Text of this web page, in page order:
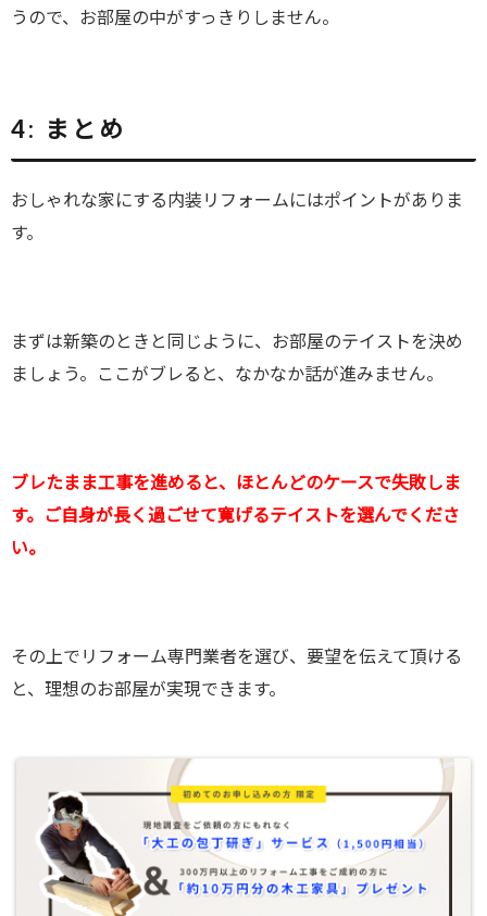
うので、お部屋の中がすっきりしません。
4: まとめ
おしゃれな家にする内装リフォームにはポイントがありま
す。
まずは新築のときと同じように、お部屋のテイストを決め
ましょう。ここがブレると、なかなか話が進みません。
ブレたまま工事を進めると、ほとんどのケースで失敗しま
す。ご自身が長く過ごせて寛げるテイストを選んでくださ
い。
その上でリフォーム専門業者を選び、要望を伝えて頂ける
と、理想のお部屋が実現できます。